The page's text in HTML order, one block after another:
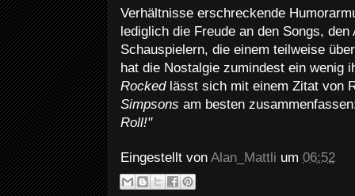
Verhältnisse erschreckende
lediglich die Freude an den Songs,
Schauspielern, die einem teilweise
hat die Nostalgie zumindest ein wenig
Rocked lässt sich mit einem Zitat von
Simpsons am besten
Roll!"
Eingestellt von Alan_Mattli um 06:52